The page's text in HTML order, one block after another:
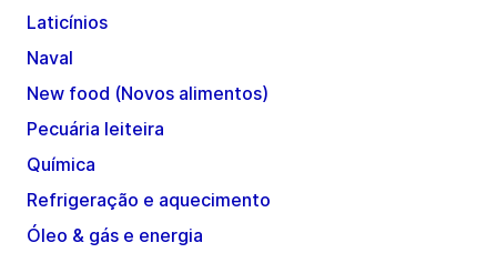
Laticínios
Naval
New food (Novos alimentos)
Pecuária leiteira
Química
Refrigeração e aquecimento
Óleo & gás e energia